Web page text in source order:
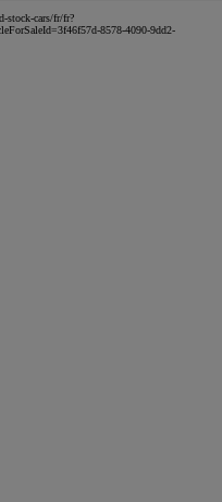
stock-cars/fr/fr?
8578-4090-9dd2-